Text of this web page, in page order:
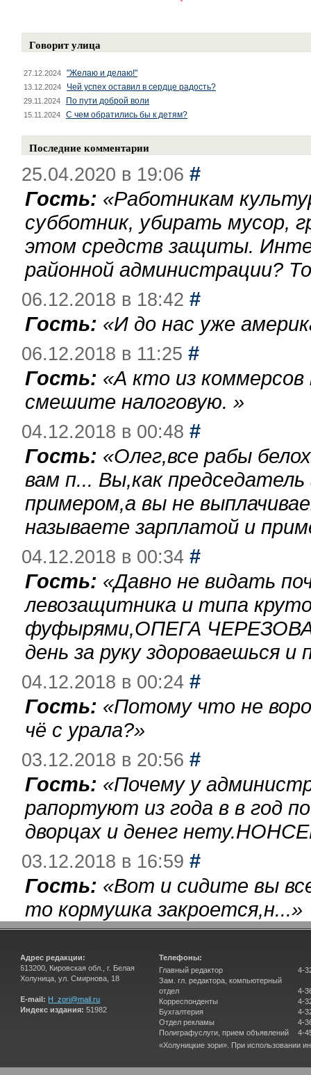
Говорит улица
27.12.2024 "Желаю и делаю!"
13.12.2024 Чей успех оставил в сердце радость?
29.11.2024 По пути доброй воли
15.11.2024 С чем обратились бы к детям?
Последние комментарии
25.04.2020 в 19:06 #
Гость: «Работникам
субботник, убирать мусор,
этом средств защиты.
районной администрации?
06.12.2018 в 18:42 #
Гость: «И до нас уже
06.12.2018 в 11:25 #
Гость: «А кто из
смешите налоговую. »
04.12.2018 в 00:48 #
Гость: «Олег,все рабы
вам п... Вы,как
примером,а вы не
называете зарплатой и
04.12.2018 в 00:34 #
Гость: «Давно не видать
левозащитника и типа
фуфырями,ОПЕГА
день за руку здороваешься
04.12.2018 в 00:24 #
Гость: «Потому что не
чё с урала?»
03.12.2018 в 20:56 #
Гость: «Почему у
рапортуют из года в в год
дворцах и денег
03.12.2018 в 16:59 #
Гость: «Вот и сидите вы
то кормушка закроется,н...»
Адрес редакции:
613200, Кировская обл., г. Белая
Холуница, ул. Смирнова, 18
E-mail: H_zori@mail.ru
Индекс издания: 51982
Телефоны:
Главный редактор
Зам. гл. редактора, компьютерный
отдел
Корреспонденты
Бухгалтерия
Отдел рекламы
Полиграфуслуги, прием объявлений
4-
4-
4-
4-
4-
4-
«Холуницкие зори». При использовании